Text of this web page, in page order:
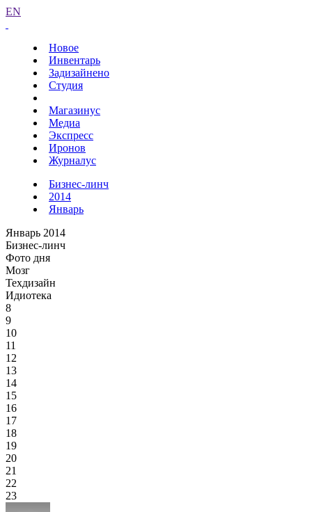
EN
Новое
Инвентарь
Задизайнено
Студия
Магазинус
Медиа
Экспресс
Иронов
Журналус
Бизнес-линч
2014
Январь
Январь 2014
Бизнес-линч
Фото дня
Мозг
Техдизайн
Идиотека
8
9
10
11
12
13
14
15
16
17
18
19
20
21
22
23